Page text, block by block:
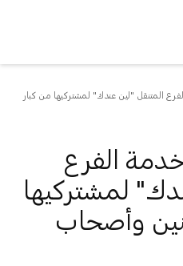
المتنقل "لين عندك" لمشتركيها من كبار
الفرع
لمشتركيها
وأصحاب